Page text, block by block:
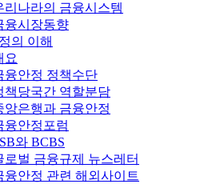
리나라의 금융시스템
융시장동향
의 이해
요
융안정 정책수단
책당국간 역할분담
앙은행과 금융안정
융안정포럼
와 BCBS
로벌 금융규제 뉴스레터
융안정 관련 해외사이트